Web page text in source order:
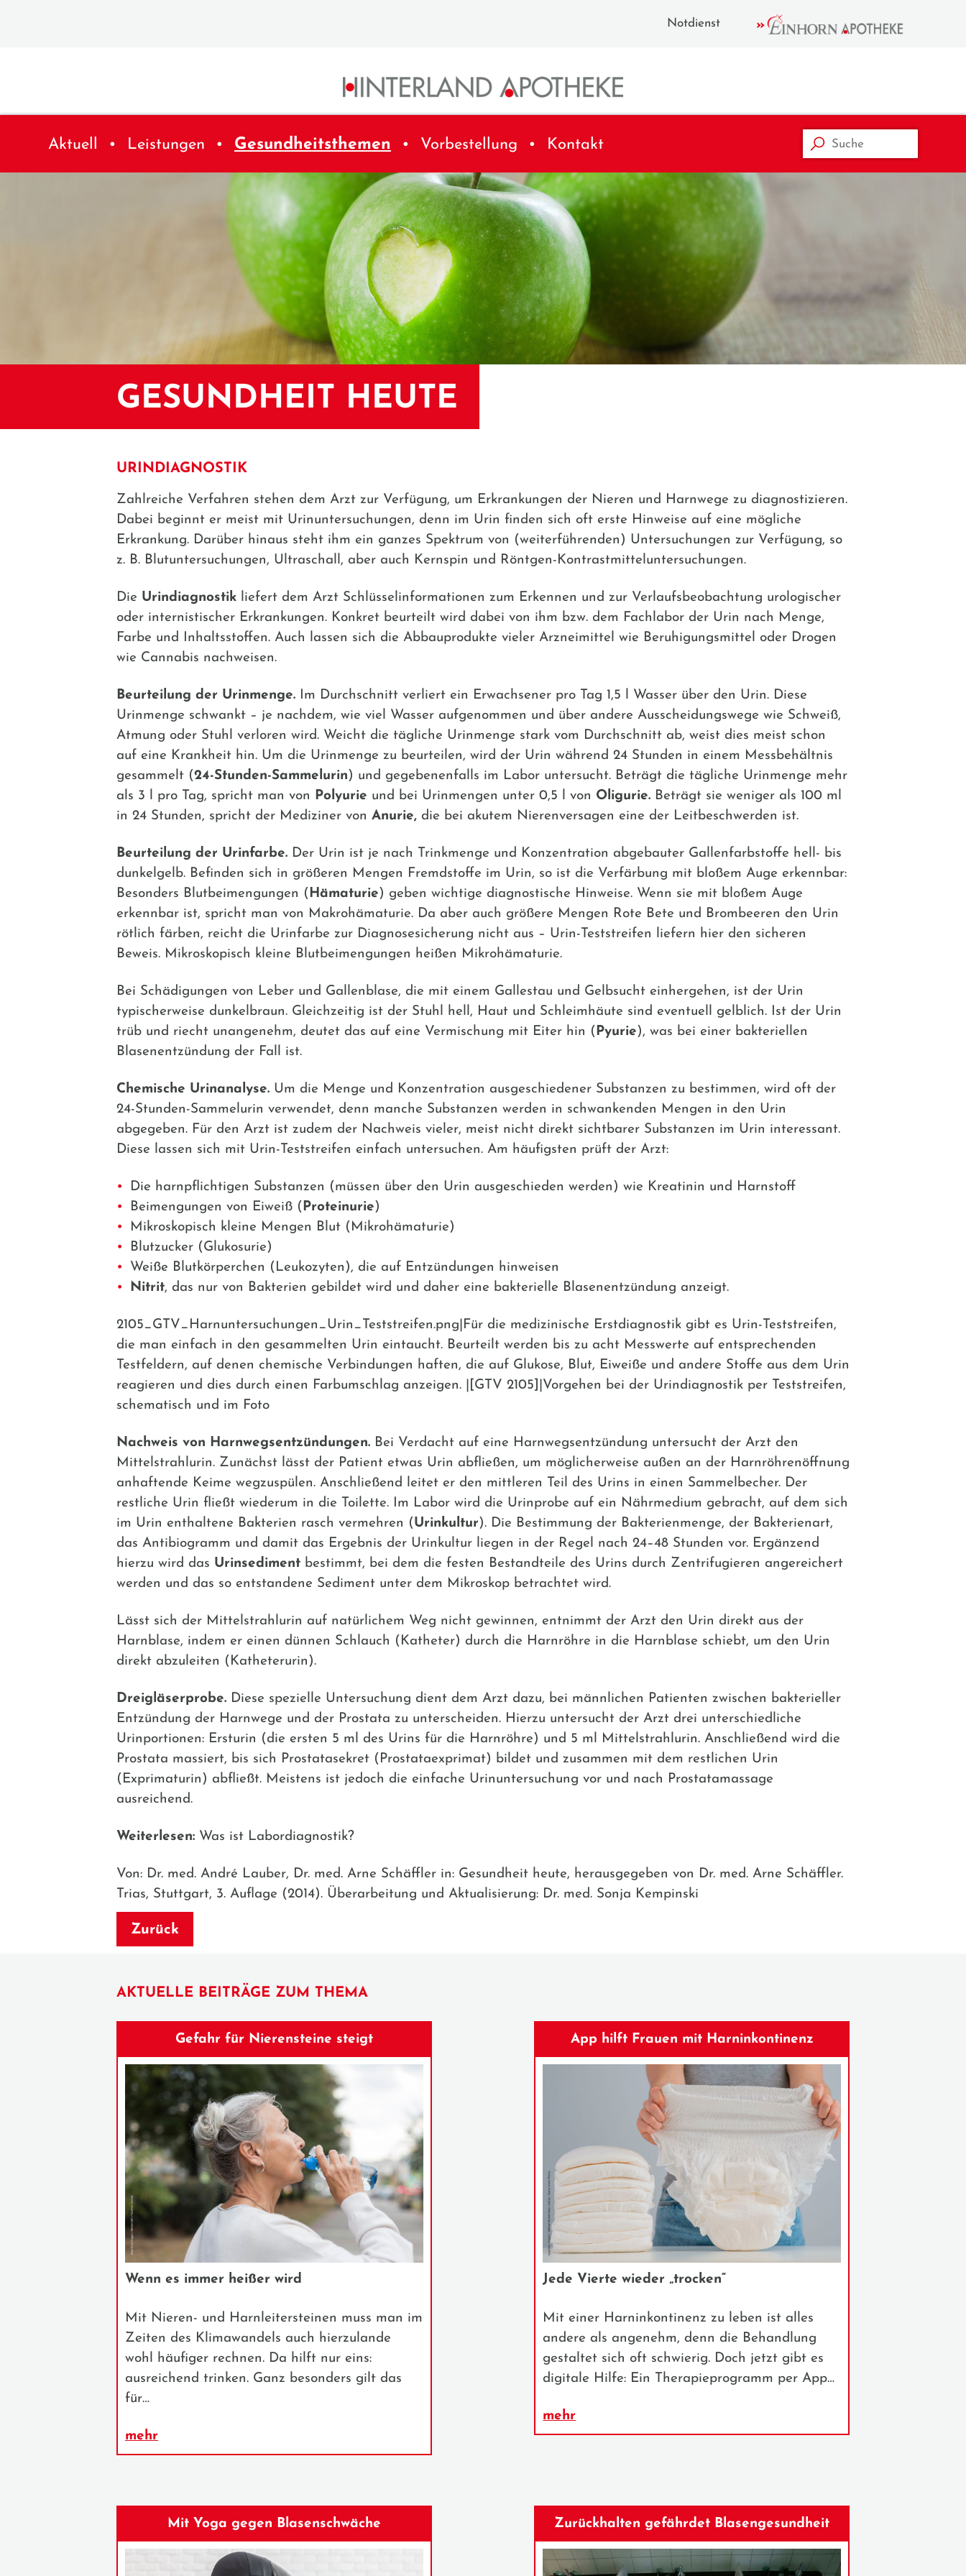
Notdienst
Aktuell Leistungen Gesundheitsthemen Vorbestellung Kontakt
GESUNDHEIT HEUTE
URINDIAGNOSTIK
Zahlreiche Verfahren stehen dem Arzt zur Verfügung, um Erkrankungen der Nieren und Harnwege zu diagnostizieren.
Dabei beginnt er meist mit Urinuntersuchungen, denn im Urin finden sich oft erste Hinweise auf eine mögliche
Erkrankung. Darüber hinaus steht ihm ein ganzes Spektrum von (weiterführenden) Untersuchungen zur Verfügung, so
z. B. Blutuntersuchungen, Ultraschall, aber auch Kernspin und Röntgen-Kontrastmitteluntersuchungen.
Die Urindiagnostik liefert dem Arzt Schlüsselinformationen zum Erkennen und zur Verlaufsbeobachtung urologischer
oder internistischer Erkrankungen. Konkret beurteilt wird dabei von ihm bzw. dem Fachlabor der Urin nach Menge,
Farbe und Inhaltsstoffen. Auch lassen sich die Abbauprodukte vieler Arzneimittel wie Beruhigungsmittel oder Drogen
wie Cannabis nachweisen.
Beurteilung der Urinmenge. Im Durchschnitt verliert ein Erwachsener pro Tag 1,5 l Wasser über den Urin. Diese
Urinmenge schwankt – je nachdem, wie viel Wasser aufgenommen und über andere Ausscheidungswege wie Schweiß,
Atmung oder Stuhl verloren wird. Weicht die tägliche Urinmenge stark vom Durchschnitt ab, weist dies meist schon
auf eine Krankheit hin. Um die Urinmenge zu beurteilen, wird der Urin während 24 Stunden in einem Messbehältnis
gesammelt (24-Stunden-Sammelurin) und gegebenenfalls im Labor untersucht. Beträgt die tägliche Urinmenge mehr
als 3 l pro Tag, spricht man von
Polyurie und bei Urinmengen unter 0,5 l von Oligurie. Beträgt sie weniger als 100 ml
in 24 Stunden, spricht der Mediziner von Anurie, die bei akutem Nierenversagen eine der Leitbeschwerden ist.
Beurteilung der Urinfarbe. Der Urin ist je nach Trinkmenge und Konzentration abgebauter Gallenfarbstoffe hell- bis
dunkelgelb. Befinden sich in größeren Mengen Fremdstoffe im Urin, so ist die Verfärbung mit bloßem Auge erkennbar:
Besonders Blutbeimengungen ( Hämaturie) geben wichtige diagnostische Hinweise. Wenn sie mit bloßem Auge
erkennbar ist, spricht man von Makrohämaturie. Da aber auch größere Mengen Rote Bete und Brombeeren den Urin
rötlich färben, reicht die Urinfarbe zur Diagnosesicherung nicht aus – Urin-Teststreifen liefern hier den sicheren
Beweis. Mikroskopisch kleine Blutbeimengungen heißen Mikrohämaturie.
Bei Schädigungen von Leber und Gallenblase, die mit einem Gallestau und Gelbsucht einhergehen, ist der Urin
typischerweise dunkelbraun. Gleichzeitig ist der Stuhl hell, Haut und Schleimhäute sind eventuell gelblich. Ist der Urin
trüb und riecht unangenehm, deutet das auf eine Vermischung mit Eiter hin ( Pyurie), was bei einer bakteriellen
Blasenentzündung der Fall ist.
Chemische Urinanalyse. Um die Menge und Konzentration ausgeschiedener Substanzen zu bestimmen, wird oft der
24-Stunden-Sammelurin verwendet, denn manche Substanzen werden in schwankenden Mengen in den Urin
abgegeben. Für den Arzt ist zudem der Nachweis vieler, meist nicht direkt sichtbarer Substanzen im Urin interessant.
Diese lassen sich mit Urin-Teststreifen einfach untersuchen. Am häufigsten prüft der Arzt:
Die harnpflichtigen Substanzen (müssen über den Urin ausgeschieden werden) wie Kreatinin und Harnstoff
Beimengungen von Eiweiß ( Proteinurie)
Mikroskopisch kleine Mengen Blut (Mikrohämaturie)
Blutzucker (Glukosurie)
Weiße Blutkörperchen (Leukozyten), die auf Entzündungen hinweisen
Nitrit, das nur von Bakterien gebildet wird und daher eine bakterielle Blasenentzündung anzeigt.
2105_GTV_Harnuntersuchungen_Urin_Teststreifen.png|Für die medizinische Erstdiagnostik gibt es Urin-Teststreifen,
die man einfach in den gesammelten Urin eintaucht. Beurteilt werden bis zu acht Messwerte auf entsprechenden
Testfeldern, auf denen chemische Verbindungen haften, die auf Glukose, Blut, Eiweiße und andere Stoffe aus dem Urin
reagieren und dies durch einen Farbumschlag anzeigen. |[GTV 2105]|Vorgehen bei der Urindiagnostik per Teststreifen,
schematisch und im Foto
Nachweis von Harnwegsentzündungen. Bei Verdacht auf eine Harnwegsentzündung untersucht der Arzt den
Mittelstrahlurin. Zunächst lässt der Patient etwas Urin abfließen, um möglicherweise außen an der Harnröhrenöffnung
anhaftende Keime wegzuspülen. Anschließend leitet er den mittleren Teil des Urins in einen Sammelbecher. Der
restliche Urin fließt wiederum in die Toilette. Im Labor wird die Urinprobe auf ein Nährmedium gebracht, auf dem sich
im Urin enthaltene Bakterien rasch vermehren (Urinkultur). Die Bestimmung der Bakterienmenge, der Bakterienart,
das Antibiogramm und damit das Ergebnis der Urinkultur liegen in der Regel nach 24–48 Stunden vor. Ergänzend
hierzu wird das Urinsediment bestimmt, bei dem die festen Bestandteile des Urins durch Zentrifugieren angereichert
werden und das so entstandene Sediment unter dem Mikroskop betrachtet wird.
Lässt sich der Mittelstrahlurin auf natürlichem Weg nicht gewinnen, entnimmt der Arzt den Urin direkt aus der
Harnblase, indem er einen dünnen Schlauch (Katheter) durch die Harnröhre in die Harnblase schiebt, um den Urin
direkt abzuleiten (Katheterurin).
Dreigläserprobe. Diese spezielle Untersuchung dient dem Arzt dazu, bei männlichen Patienten zwischen bakterieller
Entzündung der Harnwege und der Prostata zu unterscheiden. Hierzu untersucht der Arzt drei unterschiedliche
Urinportionen: Ersturin (die ersten 5 ml des Urins für die Harnröhre) und 5 ml Mittelstrahlurin. Anschließend wird die
Prostata massiert, bis sich Prostatasekret (Prostataexprimat) bildet und zusammen mit dem restlichen Urin
(Exprimaturin) abfließt. Meistens ist jedoch die einfache Urinuntersuchung vor und nach Prostatamassage
ausreichend.
Weiterlesen: Was ist Labordiagnostik?
Von: Dr. med. André Lauber, Dr. med. Arne Schäffler in: Gesundheit heute, herausgegeben von Dr. med. Arne Schäffler.
Trias, Stuttgart, 3. Auflage (2014). Überarbeitung und Aktualisierung: Dr. med. Sonja Kempinski
Zurück
AKTUELLE BEITRÄGE ZUM THEMA
Gefahr für Nierensteine steigt
Wenn es immer heißer wird
Mit Nieren- und Harnleitersteinen muss man im
Zeiten des Klimawandels auch hierzulande
wohl häufiger rechnen. Da hilft nur eins:
ausreichend trinken. Ganz besonders gilt das
für…
mehr
App hilft Frauen mit Harninkontinenz
Jede Vierte wieder „trocken“
Mit einer Harninkontinenz zu leben ist alles
andere als angenehm, denn die Behandlung
gestaltet sich oft schwierig. Doch jetzt gibt es
digitale Hilfe: Ein Therapieprogramm per App…
mehr
Mit Yoga gegen Blasenschwäche Zurückhalten gefährdet Blasengesundheit